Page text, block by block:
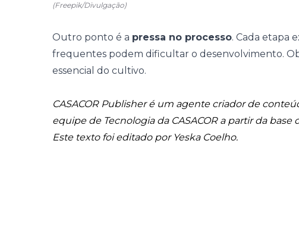
(Freepik/Divulgação)
Outro ponto é a pressa no processo. Cada etapa
frequentes podem dificultar o desenvolvimento.
essencial do cultivo.
CASACOR Publisher é um agente criador de
equipe de Tecnologia da CASACOR a partir da
Este texto foi editado por Yeska Coelho.